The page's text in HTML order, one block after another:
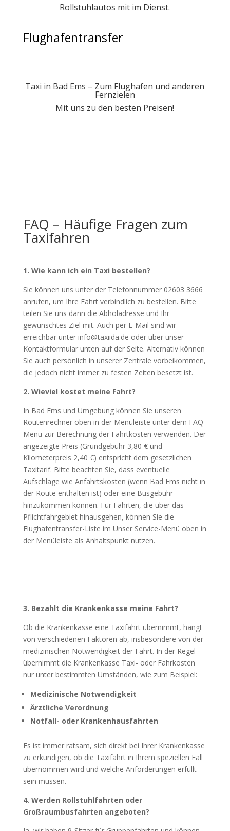
Rollstuhlautos mit im Dienst.
Flughafentransfer
Taxi in Bad Ems – Zum Flughafen und anderen
Fernzielen
Mit uns zu den besten Preisen!
FAQ – Häufige Fragen zum
Taxifahren
1. Wie kann ich ein Taxi bestellen?
Sie können uns unter der Telefonnummer 02603 3666
anrufen, um Ihre Fahrt verbindlich zu bestellen. Bitte
teilen Sie uns dann die Abholadresse und Ihr
gewünschtes Ziel mit. Auch per E-Mail sind wir
erreichbar unter info@taxiida.de oder über unser
Kontaktformular unten auf der Seite. Alternativ können
Sie auch persönlich in unserer Zentrale vorbeikommen,
die jedoch nicht immer zu festen Zeiten besetzt ist.
2. Wieviel kostet meine Fahrt?
In Bad Ems und Umgebung können Sie unseren
Routenrechner oben in der Menüleiste unter dem FAQ-
Menü zur Berechnung der Fahrtkosten verwenden. Der
angezeigte Preis (Grundgebühr 3,80 € und
Kilometerpreis 2,40 €) entspricht dem gesetzlichen
Taxitarif. Bitte beachten Sie, dass eventuelle
Aufschläge wie Anfahrtskosten (wenn Bad Ems nicht in
der Route enthalten ist) oder eine Busgebühr
hinzukommen können. Für Fahrten, die über das
Pflichtfahrgebiet hinausgehen, können Sie die
Flughafentransfer-Liste im Unser Service-Menü oben in
der Menüleiste als Anhaltspunkt nutzen.
3. Bezahlt die Krankenkasse meine Fahrt?
Ob die Krankenkasse eine Taxifahrt übernimmt, hängt
von verschiedenen Faktoren ab, insbesondere von der
medizinischen Notwendigkeit der Fahrt. In der Regel
übernimmt die Krankenkasse Taxi- oder Fahrkosten
nur unter bestimmten Umständen, wie zum Beispiel:
Medizinische Notwendigkeit
Ärztliche Verordnung
Notfall- oder Krankenhausfahrten
Es ist immer ratsam, sich direkt bei Ihrer Krankenkasse
zu erkundigen, ob die Taxifahrt in Ihrem speziellen Fall
übernommen wird und welche Anforderungen erfüllt
sein müssen.
4. Werden Rollstuhlfahrten oder
Großraumbusfahrten angeboten?